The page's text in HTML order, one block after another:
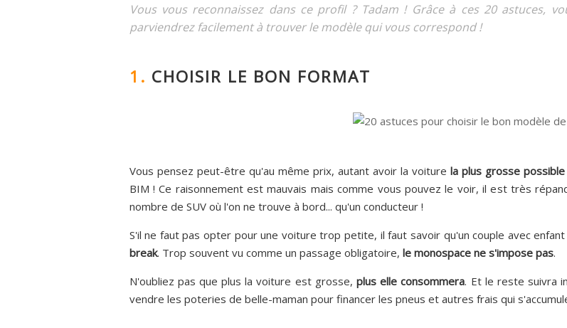
Vous vous reconnaissez dans ce profil ? Tadam ! Grâce à ces 20 astuces,
parviendrez facilement à trouver le modèle qui vous correspond !
1. CHOISIR LE BON FORMAT
Vous pensez peut-être qu'au même prix, autant avoir la voiture la plus grosse possible
BIM ! Ce raisonnement est mauvais mais comme vous pouvez le voir, il est très
nombre de SUV où l'on ne trouve à bord... qu'un conducteur !
S'il ne faut pas opter pour une voiture trop petite, il faut savoir qu'un couple avec
break. Trop souvent vu comme un passage obligatoire, le monospace ne s'impose pas.
N'oubliez pas que plus la voiture est grosse, plus elle consommera. Et le reste suivra
vendre les poteries de belle-maman pour financer les pneus et autres frais qui